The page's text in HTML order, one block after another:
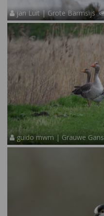
jan Luit | Grote Barmsijs
guido mwm | Grauwe Gans